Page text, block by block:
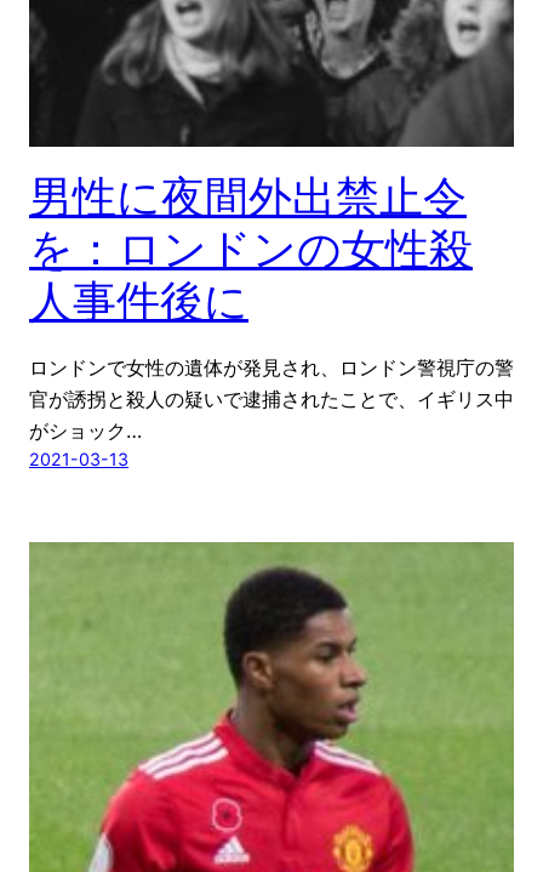
男性に夜間外出禁止令
を：ロンドンの女性殺
人事件後に
ロンドンで女性の遺体が発見され、ロンドン警視庁の警
官が誘拐と殺人の疑いで逮捕されたことで、イギリス中
がショック…
2021-03-13